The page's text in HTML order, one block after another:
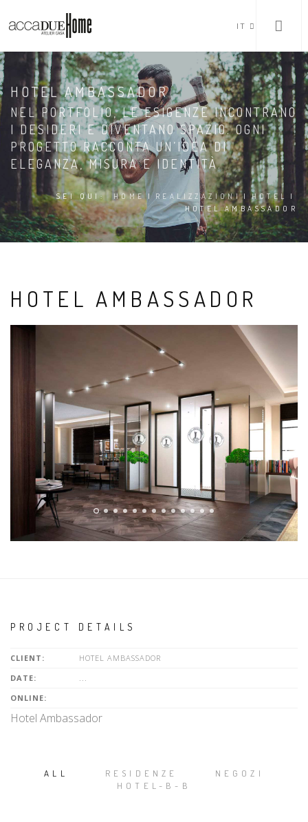
IT
HOTEL AMBASSADOR
NEL PORTFOLIO, LE ESIGENZE INCONTRANO
I DESIDERI E DIVENTANO SPAZIO. OGNI
PROGETTO RACCONTA UN’IDEA DI
ELEGANZA, MISURA E IDENTITÀ.
SEI QUI: HOME | REALIZZAZIONI | HOTEL
|
HOTEL AMBASSADOR
HOTEL AMBASSADOR
PROJECT DETAILS
CLIENT:
HOTEL AMBASSADOR
DATE:
...
ONLINE:
Hotel Ambassador
ALL RESIDENZE
NEGOZI
HOTEL-B-B